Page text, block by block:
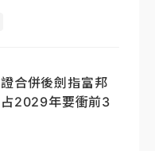
合併後劍指富邦
2029年要衝前3